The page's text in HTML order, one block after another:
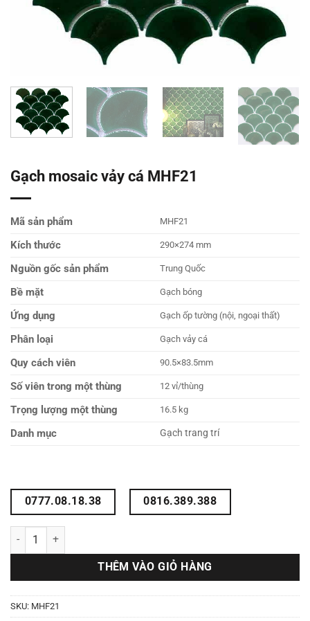
Gạch mosaic vảy cá MHF21
Mã sản phẩm MHF21
Kích thước 290×274 mm
Nguồn gốc sản phẩm Trung Quốc
Bề mặt Gạch bóng
Ứng dụng Gạch ốp tường (nội, ngoại thất)
Phân loại Gạch vảy cá
Quy cách viên 90.5×83.5mm
Số viên trong một thùng 12 vỉ/thùng
Trọng lượng một thùng 16.5 kg
Danh mục Gạch trang trí
0777.08.18.38 0816.389.388
Gạch mosaic vảy cá MHF21 số lượng
THÊM VÀO GIỎ HÀNG
SKU: MHF21